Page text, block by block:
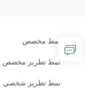
نمط مخصص
نمط تطريز مخصص
نمط تطريز شخصي